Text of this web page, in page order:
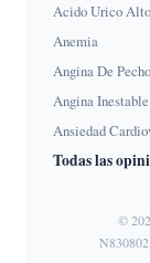
Acido Urico Alto
Anemia
Angina De Pecho
Angina Inestable
Ansiedad
Todas las
©